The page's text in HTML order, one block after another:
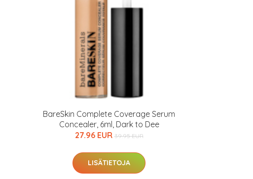
BareSkin Complete Coverage Serum
Concealer, 6ml, Dark to Dee
27.96 EUR 39.95 EUR
LISÄTIETOJA